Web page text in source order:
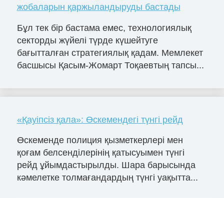
жобаларын қаржыландыруды бастады
Бұл тек бір бастама емес, технологиялық
секторды жүйелі түрде күшейтуге
бағытталған стратегиялық қадам. Мемлекет
басшысы Қасым-Жомарт Тоқаевтың тапсы...
«Қауіпсіз қала»: Өскемендегі түнгі рейд
Өскеменде полиция қызметкерлері мен
қоғам белсенділерінің қатысуымен түнгі
рейд ұйымдастырылды. Шара барысында
кәмелетке толмағандардың түнгі уақытта...